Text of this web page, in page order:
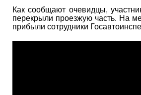
Как сообщают очевидцы,
перекрыли проезжую часть. На
прибыли сотрудники